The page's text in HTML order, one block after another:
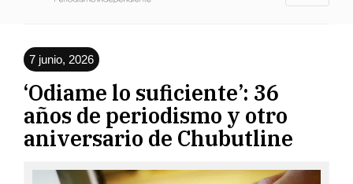
7 junio, 2026
‘Odiame lo suficiente’: 36
años de periodismo y otro
aniversario de Chubutline